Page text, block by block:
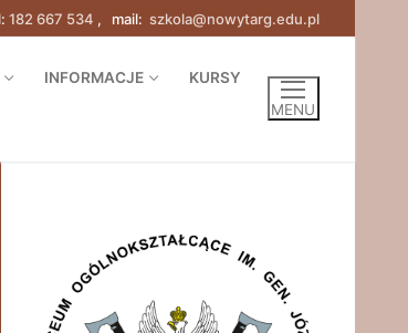
182 667 534 , mail: szkola@nowytarg.edu.pl
INFORMACJE KURSY
MENU